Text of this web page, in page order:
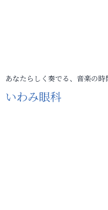
あなたらしく奏でる、音楽の時
いわみ眼科